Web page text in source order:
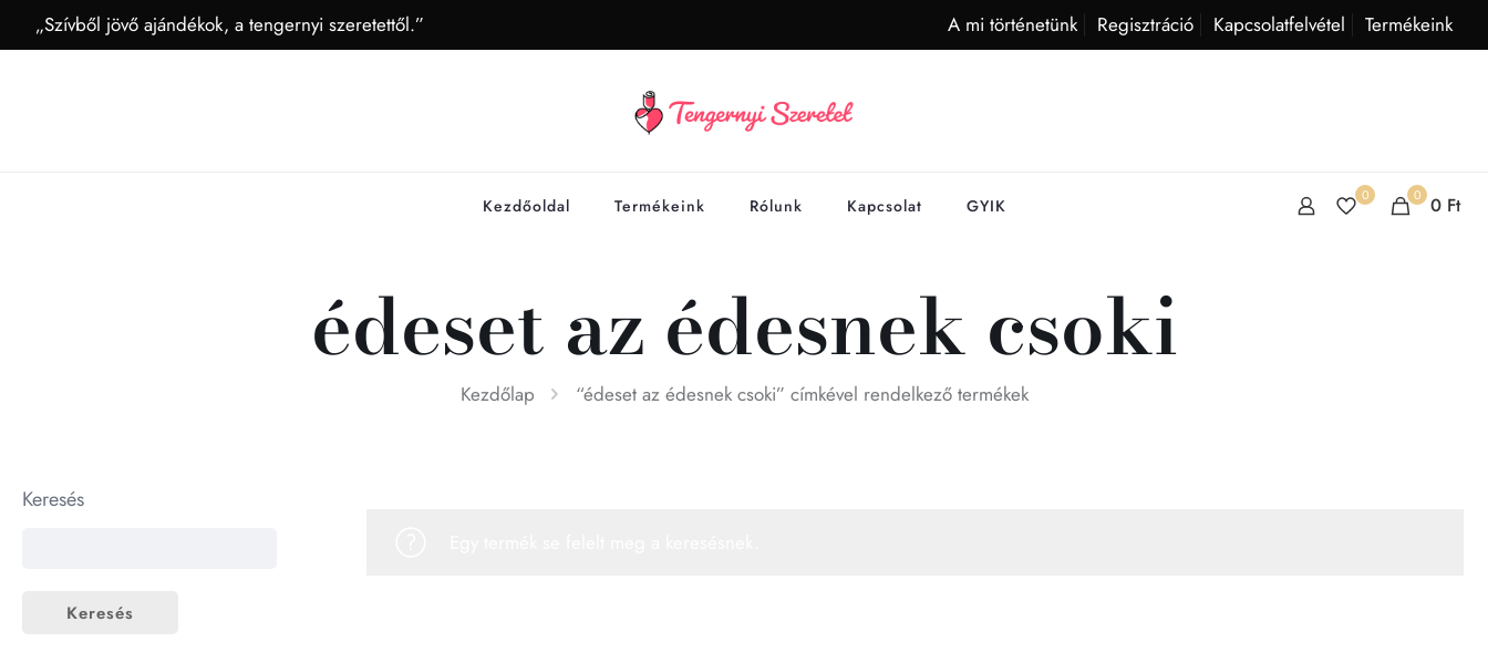
„Szívből jövő ajándékok, a tengernyi szeretettől.” A mi történetünk Regisztráció Kapcsolatfelvétel Termékeink
Kezdőoldal Termékeink Rólunk Kapcsolat GYIK 0 0 0 Ft
édeset az édesnek csoki
Kezdőlap “édeset az édesnek csoki” címkével rendelkező termékek
Keresés
Keresés